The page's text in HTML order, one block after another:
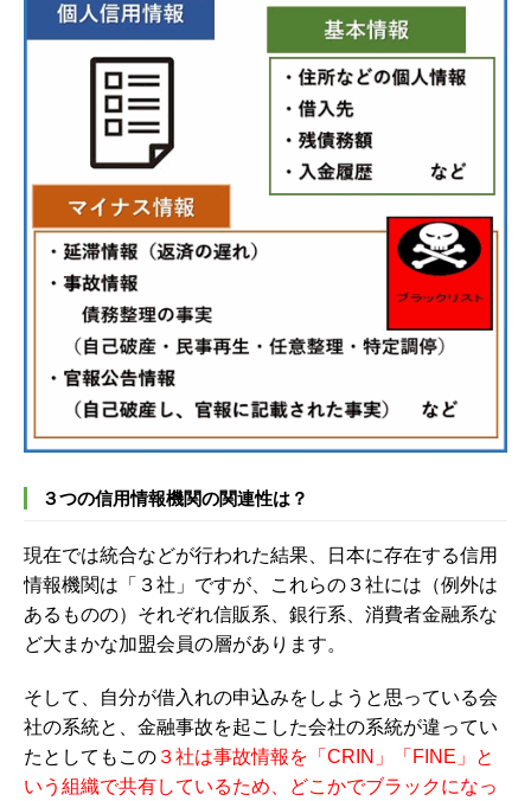
３つの信用情報機関の関連性は？
現在では統合などが行われた結果、日本に存在する信用
情報機関は「３社」ですが、これらの３社には（例外は
あるものの）それぞれ信販系、銀行系、消費者金融系な
ど大まかな加盟会員の層があります。
そして、自分が借入れの申込みをしようと思っている会
社の系統と、金融事故を起こした会社の系統が違ってい
たとしてもこの ３社は事故情報を「CRIN」「FINE」と
いう組織で共有しているため、どこかでブラックになっ